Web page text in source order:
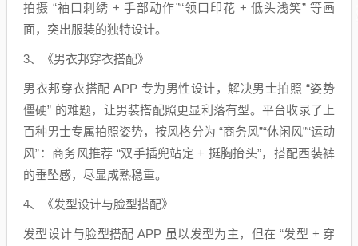
拍摄 “袖口刺绣 + 手部动作”“领口印花 + 低头浅笑” 等画
面，突出服装的独特设计。
3、《男衣邦穿衣搭配》
男衣邦穿衣搭配 APP 专为男性设计，解决男士拍照 “姿势
僵硬” 的难题，让男装搭配照更显利落有型。平台收录了上
百种男士专属拍照姿势，按风格分为 “商务风”“休闲风”“运动
风”：商务风推荐 “双手插兜站定 + 挺胸抬头”，搭配西装裤
的垂坠感，尽显成熟稳重。
4、《发型设计与脸型搭配》
发型设计与脸型搭配 APP 虽以发型为主，但在 “发型 + 穿